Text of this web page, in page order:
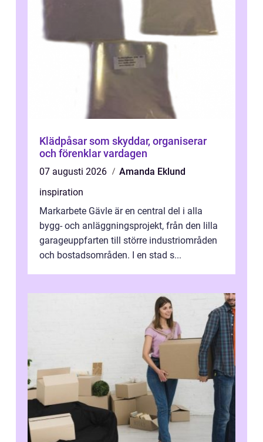
Klädpåsar som skyddar, organiserar
och förenklar vardagen
07 augusti 2026
Amanda Eklund
inspiration
Markarbete Gävle är en central del i alla
bygg- och anläggningsprojekt, från den lilla
garageuppfarten till större industriområden
och bostadsområden. I en stad s...